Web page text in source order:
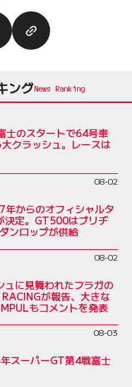
ング
士のスタートで64号車
クラッシュ。レースは
08-02
からのオフィシャルタ
決定。GT500はブリヂ
ンロップが供給
08-02
ュに見舞われたフラガの
が報告、大きな
もコメントを発表
08-03
スーパーGT第4戦富士